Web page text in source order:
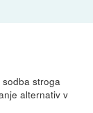
sodba stroga
alternativ v